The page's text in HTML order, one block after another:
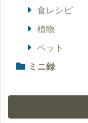
食レシピ
植物
ペット
ミニ録